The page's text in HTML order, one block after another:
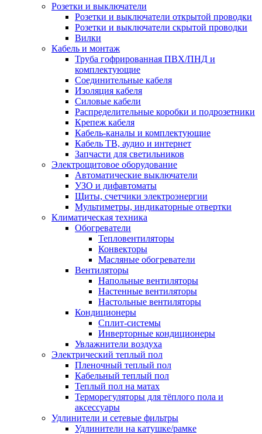
Розетки и выключатели
Розетки и выключатели открытой проводки
Розетки и выключатели скрытой проводки
Вилки
Кабель и монтаж
Труба гофрированная ПВХ/ПНД и
комплектующие
Соединительные кабеля
Изоляция кабеля
Силовые кабели
Распределительные коробки и подрозетники
Крепеж кабеля
Кабель-каналы и комплектующие
Кабель ТВ, аудио и интернет
Запчасти для светильников
Электрощитовое оборудование
Автоматические выключатели
УЗО и дифавтоматы
Щиты, счетчики электроэнергии
Мультиметры, индикаторные отвертки
Климатическая техника
Обогреватели
Тепловентиляторы
Конвекторы
Масляные обогреватели
Вентиляторы
Напольные вентиляторы
Настенные вентиляторы
Настольные вентиляторы
Кондиционеры
Сплит-системы
Инверторные кондиционеры
Увлажнители воздуха
Электрический теплый пол
Пленочный теплый пол
Кабельный теплый пол
Теплый пол на матах
Терморегуляторы для тёплого пола и
аксессуары
Удлинители и сетевые фильтры
Удлинители на катушке/рамке